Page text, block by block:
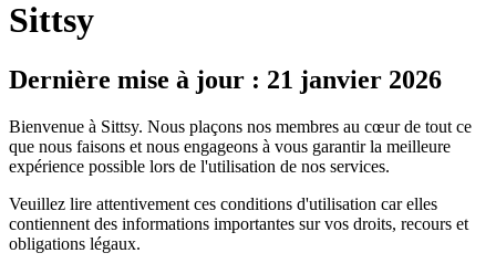
Sittsy
Dernière mise à jour : 21 janvier 2026
Bienvenue à Sittsy. Nous plaçons nos membres au cœur de tout ce
que nous faisons et nous engageons à vous garantir la meilleure
expérience possible lors de l'utilisation de nos services.
Veuillez lire attentivement ces conditions d'utilisation car elles
contiennent des informations importantes sur vos droits, recours et
obligations légaux.